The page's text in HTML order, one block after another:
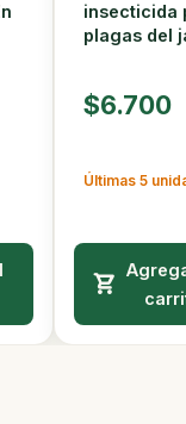
insecticida
plagas del
$6.700
Últimas 5